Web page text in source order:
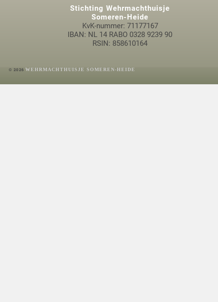
Stichting Wehrmachthuisje
Someren-Heide
KvK-nummer: 71177167
IBAN: NL 14 RABO 0328 9239 90
RSIN: 858610164
© 2026 WEHRMACHTHUISJE SOMEREN-HEIDE